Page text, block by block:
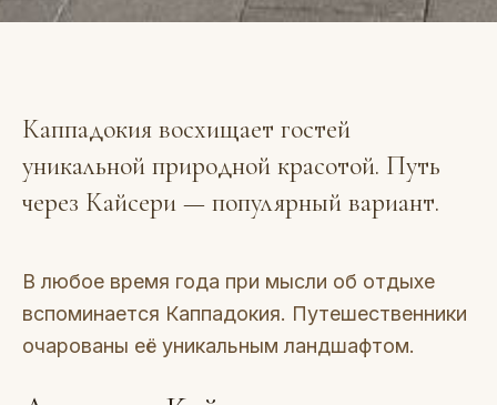
Каппадокия восхищает гостей
уникальной природной красотой. Путь
через Кайсери — популярный вариант.
В любое время года при мысли об отдыхе
вспоминается Каппадокия. Путешественники
очарованы её уникальным ландшафтом.